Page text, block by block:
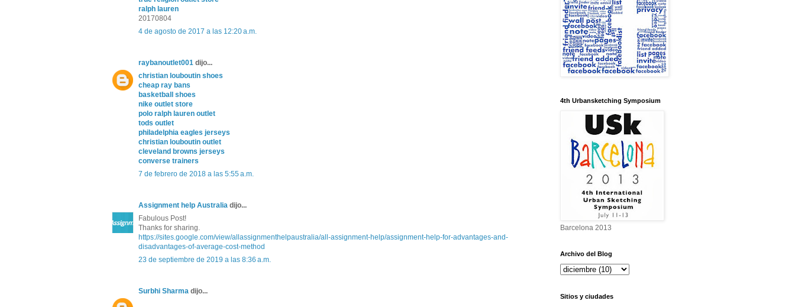
ralph lauren
20170804
4 de agosto de 2017 a las 12:20 a.m.
raybanoutlet001 dijo...
christian louboutin shoes
cheap ray bans
basketball shoes
nike outlet store
polo ralph lauren outlet
tods outlet
philadelphia eagles jerseys
christian louboutin outlet
cleveland browns jerseys
converse trainers
7 de febrero de 2018 a las 5:55 a.m.
Assignment help Australia dijo...
Fabulous Post!
Thanks for sharing.
https://sites.google.com/view/allassignmenthelpaustralia/all-assignment-help/assignment-help-for-advantages-and-
disadvantages-of-average-cost-method
23 de septiembre de 2019 a las 8:36 a.m.
Surbhi Sharma dijo...
4th Urbansketching Symposium
Barcelona 2013
Archivo del Blog
Sitios y ciudades